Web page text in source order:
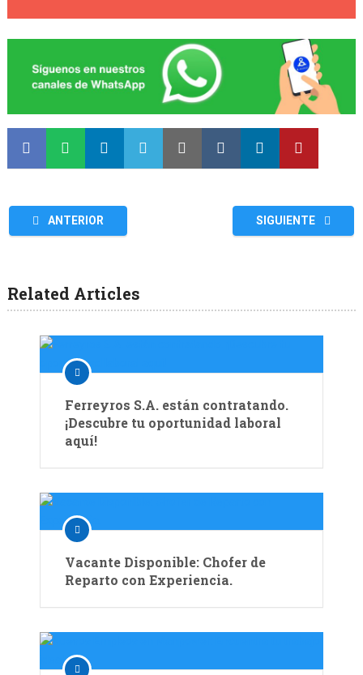
ANTERIOR SIGUIENTE
Related Articles
Ferreyros S.A. están contratando.
¡Descubre tu oportunidad laboral
aquí!
Vacante Disponible: Chofer de
Reparto con Experiencia.